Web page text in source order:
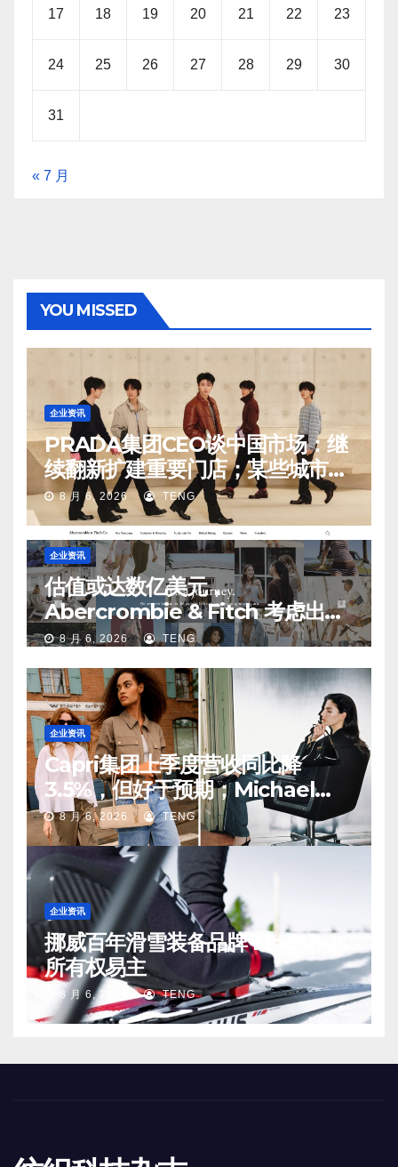
17 18 19 20 21 22 23
24 25 26 27 28 29 30
31
« 7 月
YOU MISSED
企业资讯
PRADA集团CEO谈中国市场：继
续翻新扩建重要门店；某些城市的
第二、第三店不再有价值
8 月 6, 2026 TENG
企业资讯
估值或达数亿美元，
Abercrombie & Fitch 考虑出售
中国业务部分股权
8 月 6, 2026 TENG
企业资讯
Capri集团上季度营收同比降
3.5%，但好于预期；Michael
Kors 在中国市场持续向好
8 月 6, 2026 TENG
企业资讯
挪威百年滑雪装备品牌 Madshus
所有权易主
8 月 6, 2026 TENG